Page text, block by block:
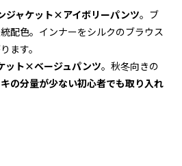
ジャケット×アイボリーパンツ。ブ
配色。インナーをシルクのブラウス
ます。
ット×ベージュパンツ。秋冬向きの
の分量が少ない初心者でも取り入れ